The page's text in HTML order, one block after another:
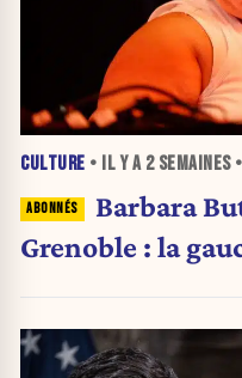
CULTURE • IL Y A 2 SEMAINES
Barbara
Grenoble : la